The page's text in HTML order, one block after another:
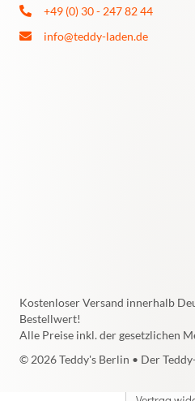
+49 (0) 30 - 247 82 44
info@teddy-laden.de
© 2026 Teddy's Berlin • Der
Kostenloser Versand innerhalb
Bestellwert!
Alle Preise inkl. der gesetzlichen